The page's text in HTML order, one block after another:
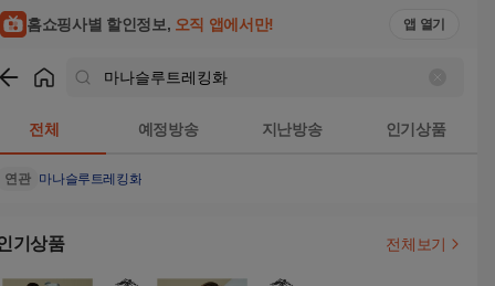
홈쇼핑사별 할인정보, 오직 앱에서만! 앱 열기
전체 예정방송 지난방송 인기상품
연관 마나슬루트레킹화
기상품 전체보기